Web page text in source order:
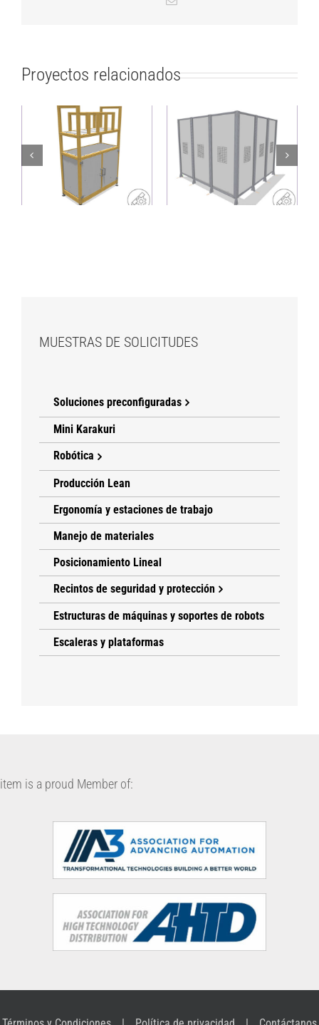
Proyectos relacionados
Estante ligero y
sostenible con
sistema de
ordenación
Valla protectora
resistente como
solución para las
esquinas
MUESTRAS DE SOLICITUDES
Soluciones preconfiguradas
Mini Karakuri
Robótica
Producción Lean
Ergonomía y estaciones de trabajo
Manejo de materiales
Posicionamiento Lineal
Recintos de seguridad y protección
Estructuras de máquinas y soportes de robots
Escaleras y plataformas
item is a proud Member of: